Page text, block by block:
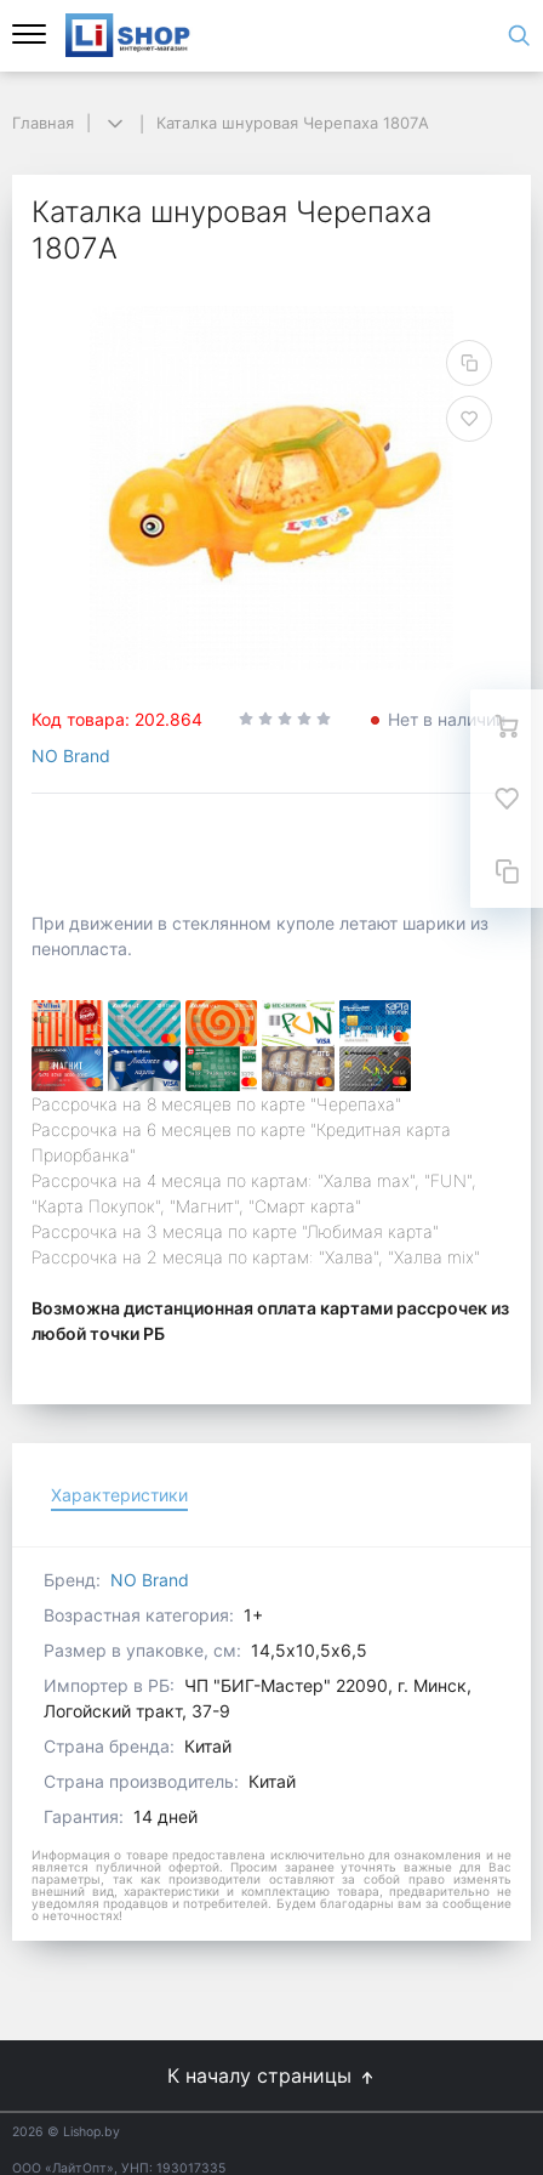
Главная Каталка шнуровая Черепаха 1807A
Каталка шнуровая Черепаха
1807A
Код товара: 202.864
Нет в наличии
NO Brand
При движении в стеклянном куполе летают шарики из
пенопласта.
Рассрочка на 8 месяцев по карте "Черепаха"
Рассрочка на 6 месяцев по карте "Кредитная карта
Приорбанка"
Рассрочка на 4 месяца по картам: "Халва max", "FUN",
"Карта Покупок", "Магнит", "Смарт карта"
Рассрочка на 3 месяца по карте "Любимая карта"
Рассрочка на 2 месяца по картам: "Халва", "Халва mix"
Возможна дистанционная оплата картами рассрочек из
любой точки РБ
Характеристики
Бренд: NO Brand
Возрастная категория: 1+
Размер в упаковке, см: 14,5х10,5х6,5
Импортер в РБ: ЧП "БИГ-Мастер" 22090, г. Минск,
Логойский тракт, 37-9
Страна бренда: Китай
Страна производитель: Китай
Гарантия: 14 дней
Информация о товаре предоставлена исключительно для ознакомления и не
является публичной офертой. Просим заранее уточнять важные для Вас
параметры, так как производители оставляют за собой право изменять
внешний вид, характеристики и комплектацию товара, предварительно не
уведомляя продавцов и потребителей. Будем благодарны вам за сообщение
о неточностях!
К началу страницы
2026 © Lishop.by
ООО «ЛайтОпт», УНП: 193017335